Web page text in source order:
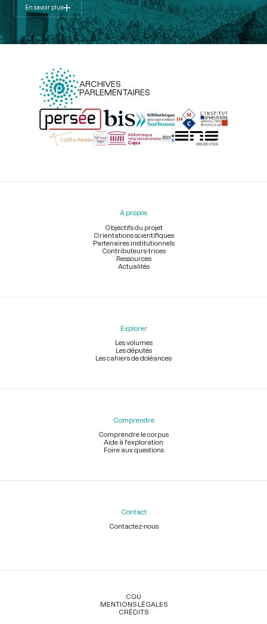
En savoir plus
ARCHIVES
PARLEMENTAIRES
Menu
À propos
Objectifs du projet
Orientations scientifiques
Partenaires institutionnels
Contributeurs-trices
Ressources
Actualités
Explorer
Les volumes
Les députés
Les cahiers de doléances
Comprendre
Comprendre le corpus
Aide à l'exploration
Foire aux questions
Contact
Contactez-nous
Légal
CGU
MENTIONS LÉGALES
CRÉDITS